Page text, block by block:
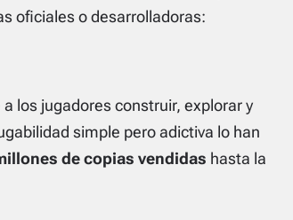
oficiales o desarrolladoras:
los jugadores construir, explorar y
simple pero adictiva lo han
de copias vendidas hasta la